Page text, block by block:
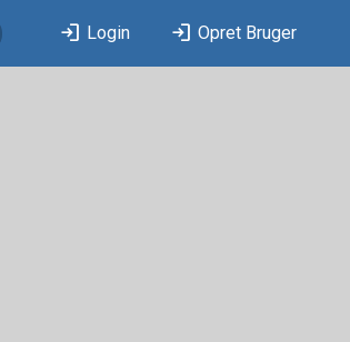
login Login login Opret Bruger